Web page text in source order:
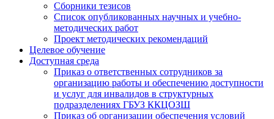
Сборники тезисов
Список опубликованных научных и учебно-
методических работ
Проект методических рекомендаций
Целевое обучение
Доступная среда
Приказ о ответственных сотрудников за
организацию работы и обеспечению доступности
и услуг для инвалидов в структурных
подразделениях ГБУЗ ККЦОЗШ
Приказ об организации обеспечения условий